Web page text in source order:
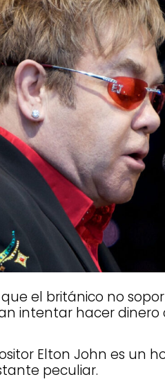
que el británico no
intentar hacer dinero
Elton John es un
peculiar.